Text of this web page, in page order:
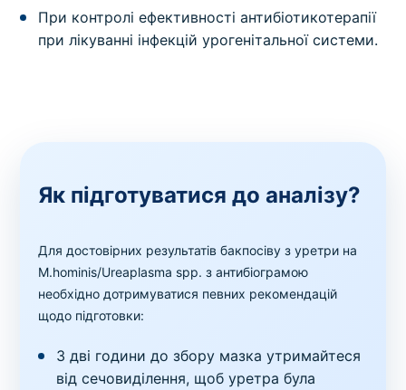
При контролі ефективності антибіотикотерапії
при лікуванні інфекцій урогенітальної системи.
Як підготуватися до аналізу?
Для достовірних результатів бакпосіву з уретри на
M.hominis/Ureaplasma spp. з антибіограмою
необхідно дотримуватися певних рекомендацій
щодо підготовки:
З дві години до збору мазка утримайтеся
від сечовиділення, щоб уретра була